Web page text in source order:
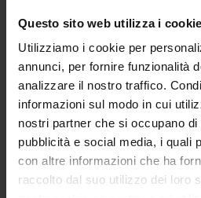
Questo sito web utilizza i cookie
Utilizziamo i cookie per
annunci, per fornire funzionalità
analizzare il nostro traffico.
informazioni sul modo in cui
nostri partner che si occupano
pubblicità e social media, i quali
con altre informazioni che ha
raccolto dal suo utilizzo dei loro
Design
Colors
Kids
Link rapidi